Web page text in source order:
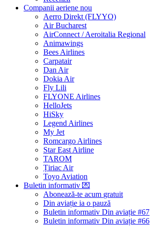
Companii aeriene nou
Aerro Direkt (FLYYO)
Air Bucharest
AirConnect / Aeroitalia Regional
Animawings
Bees Airlines
Carpatair
Dan Air
Dokia Air
Fly Lili
FLYONE Airlines
HelloJets
HiSky
Legend Airlines
My Jet
Romcargo Airlines
Star East Airline
TAROM
Țiriac Air
Toyo Aviation
Buletin informativ 💌
Abonează-te acum gratuit
Din aviație ia o pauză
Buletin informativ Din aviație #67
Buletin informativ Din aviație #66